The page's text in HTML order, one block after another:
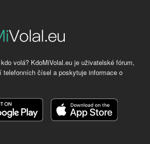
volá? KdoMiVolal.eu je uživatelské fórum,
telefonních čísel a poskytuje informace o